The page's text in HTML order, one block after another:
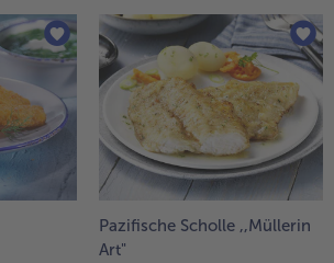
Pazifische Scholle ,,Müllerin
Art"